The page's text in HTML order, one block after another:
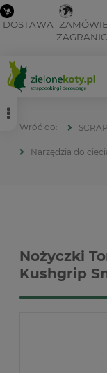
DOSTAWA
Narzędzia do
Nożyczki
Kushgrip